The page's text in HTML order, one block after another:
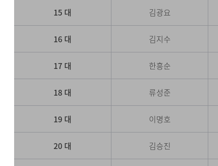
15 대 김광요
16 대 김지수
17 대 한흥순
18 대 류성준
19 대 이명호
20 대 김승진